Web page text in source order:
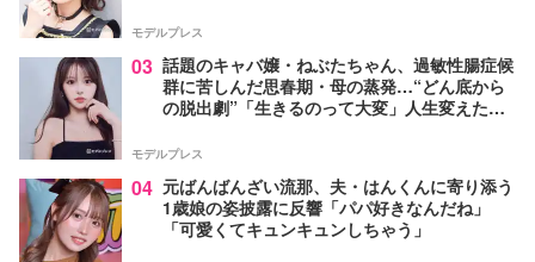
モデルプレス
03 話題のキャバ嬢・ねぶたちゃん、過敏性腸症候
群に苦しんだ思春期・母の蒸発…“どん底から
の脱出劇”「生きるのって大変」人生変えた言
モデルプレス
04 元ばんばんざい流那、夫・はんくんに寄り添う
1歳娘の姿披露に反響「パパ好きなんだね」
「可愛くてキュンキュンしちゃう」